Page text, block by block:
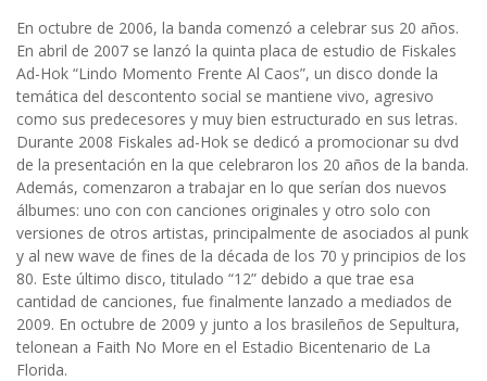
En octubre de 2006, la banda comenzó a celebrar sus 20 años.
En abril de 2007 se lanzó la quinta placa de estudio de Fiskales
Ad-Hok “Lindo Momento Frente Al Caos”, un disco donde la
temática del descontento social se mantiene vivo, agresivo
como sus predecesores y muy bien estructurado en sus letras.
Durante 2008 Fiskales ad-Hok se dedicó a promocionar su dvd
de la presentación en la que celebraron los 20 años de la banda.
Además, comenzaron a trabajar en lo que serían dos nuevos
álbumes: uno con con canciones originales y otro solo con
versiones de otros artistas, principalmente de asociados al punk
y al new wave de fines de la década de los 70 y principios de los
80. Este último disco, titulado “12” debido a que trae esa
cantidad de canciones, fue finalmente lanzado a mediados de
2009. En octubre de 2009 y junto a los brasileños de Sepultura,
telonean a Faith No More en el Estadio Bicentenario de La
Florida.